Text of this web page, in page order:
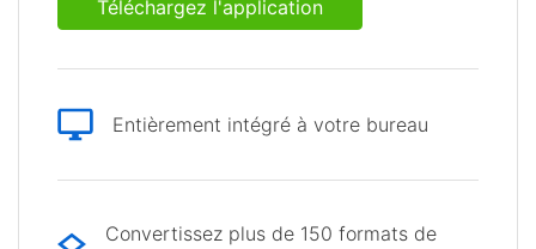
Téléchargez l'application
Entièrement intégré à votre bureau
Convertissez plus de 150 formats de